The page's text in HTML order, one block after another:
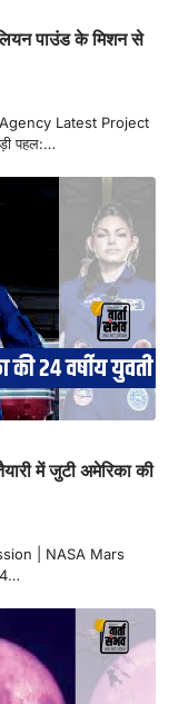
पाउंड के मिशन से
Latest Project
पहल:…
में जुटी अमेरिका की
| NASA Mars